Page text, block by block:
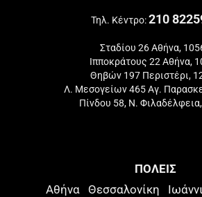
Τηλ. Κέντρο:210
Σταδίου 26 Αθήνα,
Ιπποκράτους 22 Αθήνα,
Θηβών 197 Περιστέρι,
Λ. Μεσογείων 465 Αγ.
Πίνδου 58, Ν.
ΠΟΛΕΙΣ
Αθήνα Θεσσαλονίκη